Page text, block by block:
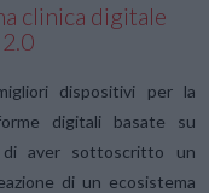
clinica digitale
dispositivi per la
digitali basate su
di aver sottoscritto un
di un ecosistema